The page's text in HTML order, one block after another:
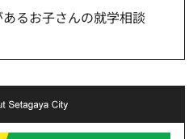
るお子さんの就学相談